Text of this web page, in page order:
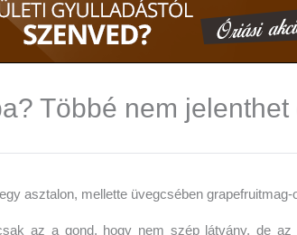
Többé nem jelenthet
az a gond, hogy nem szép látvány, de az